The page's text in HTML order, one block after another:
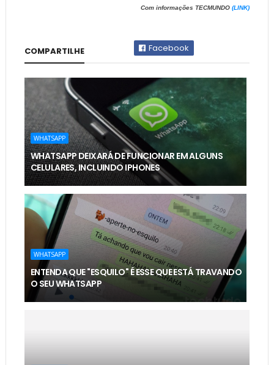
Com informações TECMUNDO(LINK)
COMPARTILHE Facebook
WHATSAPP
WHATSAPP DEIXARÁ DE FUNCIONAR EM ALGUNS
CELULARES, INCLUINDO IPHONES
WHATSAPP
ENTENDA QUE "ESQUILO" É ESSE QUE ESTÁ TRAVANDO
O SEU WHATSAPP